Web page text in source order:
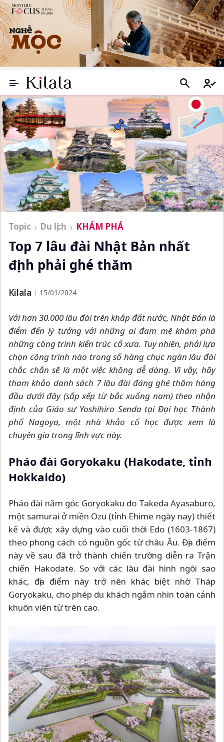
Topic Du lịch KHÁM PHÁ
Top 7 lâu đài Nhật Bản nhất
định phải ghé thăm
Kilala 15/01/2024
Với hơn 30.000 lâu đài trên khắp đất nước, Nhật Bản là
điểm đến lý tưởng với những ai đam mê khám phá
những công trình kiến ​​trúc cổ xưa. Tuy nhiên, phải lựa
chọn công trình nào trong số hàng chục ngàn lâu đài
chắc chắn sẽ là một việc không dễ dàng. Vì vậy, hãy
tham khảo danh sách 7 lâu đài đáng ghé thăm hàng
đầu dưới đây (sắp xếp từ bắc xuống nam) theo nhận
định của Giáo sư Yoshihiro Senda tại Đại học Thành
phố Nagoya, một nhà khảo cổ học được xem là
chuyên gia trong lĩnh vực này.
Pháo đài Goryokaku (Hakodate, tỉnh
Hokkaido)
Pháo đài năm góc Goryokaku do Takeda Ayasaburo,
một samurai ở miền Ozu (tỉnh Ehime ngày nay) thiết
kế và được xây dựng vào cuối thời Edo (1603-1867)
theo phong cách có nguồn gốc từ châu Âu. Địa điểm
này về sau đã trở thành chiến trường diễn ra Trận
chiến Hakodate. So với các lâu đài hình ngôi sao
khác, địa điểm này trở nên khác biệt nhờ Tháp
Goryokaku, cho phép du khách ngắm nhìn toàn cảnh
khuôn viên từ trên cao.